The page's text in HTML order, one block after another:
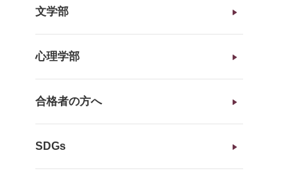
文学部
心理学部
合格者の方へ
SDGs